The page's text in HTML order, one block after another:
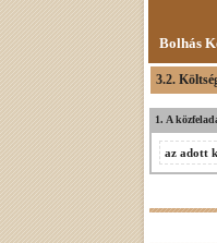
Bolhás
3.2.
1. A
az adott